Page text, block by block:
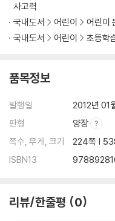
사고력
국내도서
어린이 어린이
국내도서
어린이 초등학
품목정보
발행일
2012년 01
판형
양장
쪽수, 무게, 크기
224쪽 |
ISBN13
리뷰/한줄평 0